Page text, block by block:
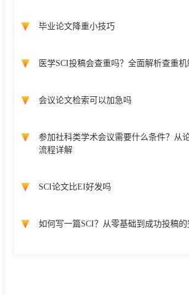
毕业论文降重小技巧
医学SCI投稿会查重吗？全面解析查重
会议论文检索可以加急吗
参加社科类学术会议需要什么条件？从
流程详解
SCI论文比EI好发吗
如何写一篇SCI？从零基础到成功投稿